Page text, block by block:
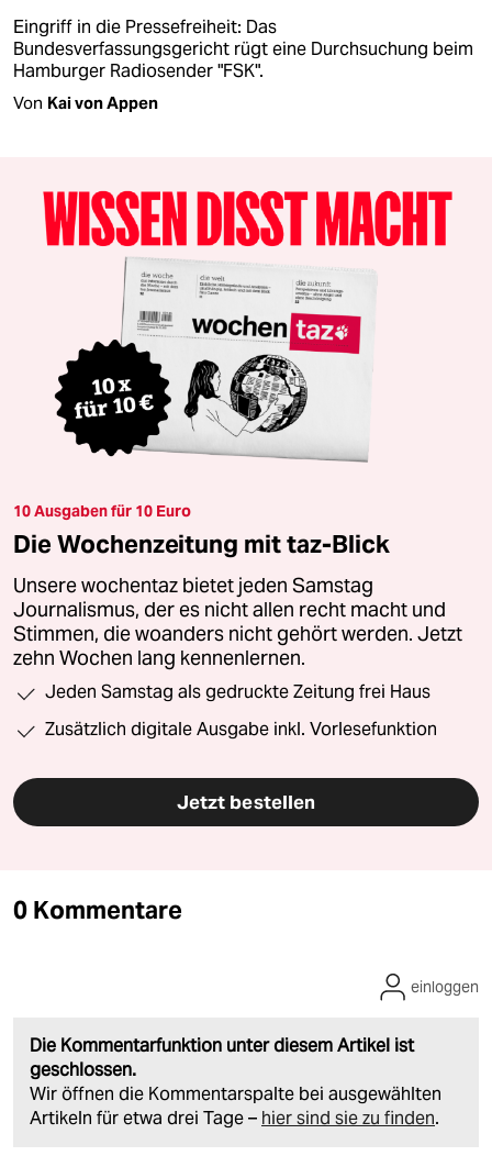
Eingriff in die Pressefreiheit: Das
Bundesverfassungsgericht rügt eine Durchsuchung beim
Hamburger Radiosender "FSK".
Von Kai von Appen
10 Ausgaben für 10 Euro
Die Wochenzeitung mit taz-Blick
Unsere wochentaz bietet jeden Samstag
Journalismus, der es nicht allen recht macht und
Stimmen, die woanders nicht gehört werden. Jetzt
zehn Wochen lang kennenlernen.
Jeden Samstag als gedruckte Zeitung frei Haus
Zusätzlich digitale Ausgabe inkl. Vorlesefunktion
Jetzt bestellen
0 Kommentare
Die Kommentarfunktion unter diesem Artikel ist
geschlossen.
Wir öffnen die Kommentarspalte bei ausgewählten
Artikeln für etwa drei Tage – hier sind sie zu finden.
einloggen